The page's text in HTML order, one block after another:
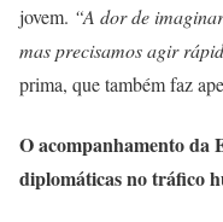
jovem. “A dor de
mas precisamos agir
prima, que também faz
O acompanhamento da
diplomáticas no tráfico